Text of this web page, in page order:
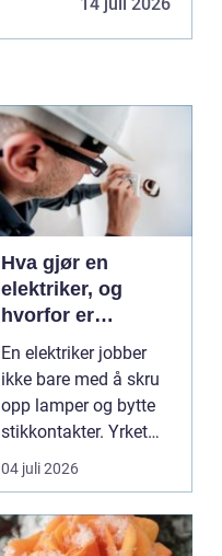
Hva gjør en
elektriker, og
hvorfor er
fagkunnskap så
viktig?
En elektriker jobber
ikke bare med å skru
opp lamper og bytte
stikkontakter. Yrket
handler om sikker...
04 juli 2026